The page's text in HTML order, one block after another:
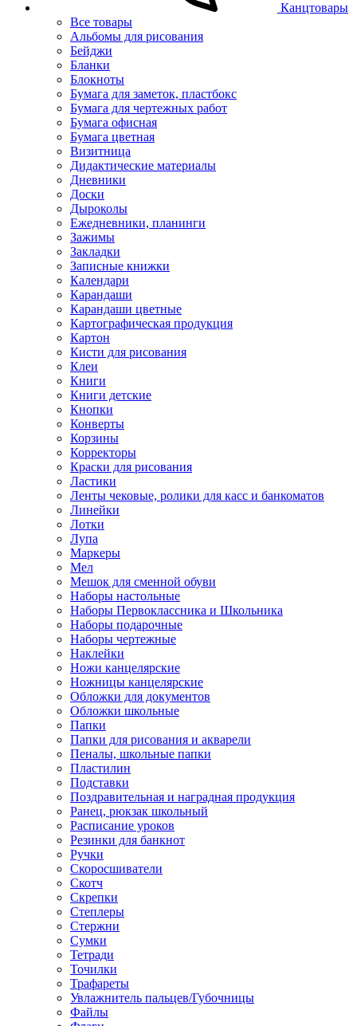
Канцтовары
Все товары
Альбомы для рисования
Бейджи
Бланки
Блокноты
Бумага для заметок, пластбокс
Бумага для чертежных работ
Бумага офисная
Бумага цветная
Визитница
Дидактические материалы
Дневники
Доски
Дыроколы
Ежедневники, планинги
Зажимы
Закладки
Записные книжки
Календари
Карандаши
Карандаши цветные
Картографическая продукция
Картон
Кисти для рисования
Клеи
Книги
Книги детские
Кнопки
Конверты
Корзины
Корректоры
Краски для рисования
Ластики
Ленты чековые, ролики для касс и банкоматов
Линейки
Лотки
Лупа
Маркеры
Мел
Мешок для сменной обуви
Наборы настольные
Наборы Первоклассника и Школьника
Наборы подарочные
Наборы чертежные
Наклейки
Ножи канцелярские
Ножницы канцелярские
Обложки для документов
Обложки школьные
Папки
Папки для рисования и акварели
Пеналы, школьные папки
Пластилин
Подставки
Поздравительная и наградная продукция
Ранец, рюкзак школьный
Расписание уроков
Резинки для банкнот
Ручки
Скоросшиватели
Скотч
Скрепки
Степлеры
Стержни
Сумки
Тетради
Точилки
Трафареты
Увлажнитель пальцев/Губочницы
Файлы